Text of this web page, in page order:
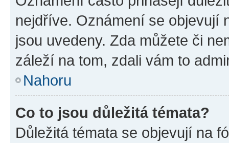
nejdříve. Oznámení se objevují
jsou uvedeny. Zda můžete či
záleží na tom, zdali vám to
Nahoru
Co to jsou důležitá témata?
Důležitá témata se objevují na